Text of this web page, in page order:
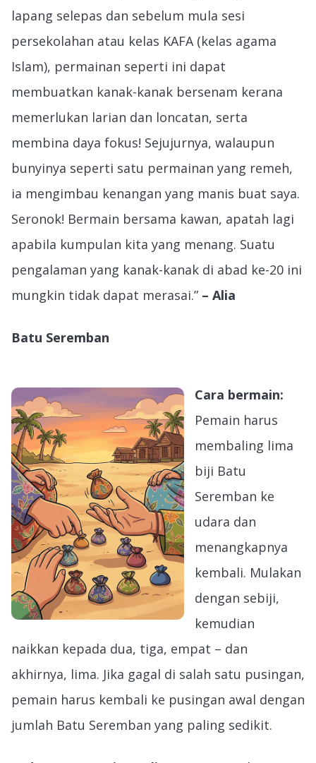
lapang selepas dan sebelum mula sesi
persekolahan atau kelas KAFA (kelas agama
Islam), permainan seperti ini dapat
membuatkan kanak-kanak bersenam kerana
memerlukan larian dan loncatan, serta
membina daya fokus! Sejujurnya, walaupun
bunyinya seperti satu permainan yang remeh,
ia mengimbau kenangan yang manis buat saya.
Seronok! Bermain bersama kawan, apatah lagi
apabila kumpulan kita yang menang. Suatu
pengalaman yang kanak-kanak di abad ke-20 ini
mungkin tidak dapat merasai.” – Alia
Batu Seremban
Cara bermain:
Pemain harus
membaling lima
biji Batu
Seremban ke
udara dan
menangkapnya
kembali. Mulakan
dengan sebiji,
kemudian
naikkan kepada dua, tiga, empat – dan
akhirnya, lima. Jika gagal di salah satu pusingan,
pemain harus kembali ke pusingan awal dengan
jumlah Batu Seremban yang paling sedikit.